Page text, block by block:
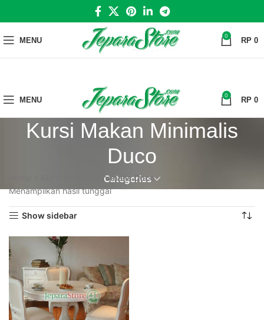
MENU 0 RP 0
MENU 0 RP 0
Kursi Makan Minimalis
Duco
Categories
Kursi Makan Minimalis Duco
Menampilkan hasil tunggal
Show sidebar